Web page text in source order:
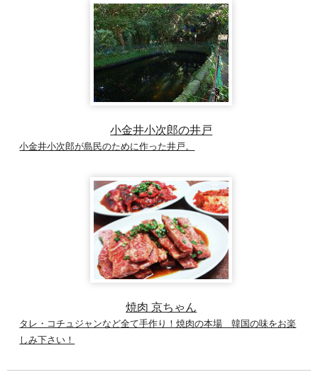
小金井小次郎の井戸
小金井小次郎が島民のために作った井戸。
焼肉 京ちゃん
タレ・コチュジャンなど全て手作り！焼肉の本場 韓国の味をお楽
しみ下さい！